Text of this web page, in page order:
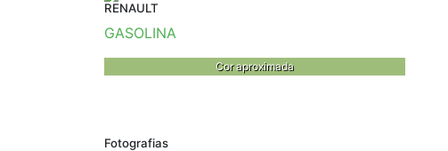
RENAULT
GASOLINA
Cor aproximada
Fotografias